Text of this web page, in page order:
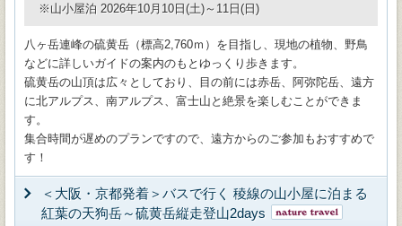
※山小屋泊 2026年10月10日(土)～11日(日)
八ヶ岳連峰の硫黄岳（標高2,760ｍ）を目指し、現地の植物、野鳥
などに詳しいガイドの案内のもとゆっくり歩きます。
硫黄岳の山頂は広々としており、目の前には赤岳、阿弥陀岳、遠方
に北アルプス、南アルプス、富士山と絶景を楽しむことができま
す。
集合時間が遅めのプランですので、遠方からのご参加もおすすめで
す！
＜大阪・京都発着＞バスで行く 稜線の山小屋に泊まる
紅葉の天狗岳～硫黄岳縦走登山2days